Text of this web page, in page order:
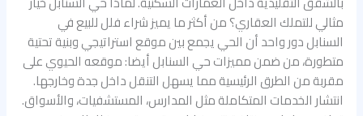
مثالي للتملك العقاري؟ من أكثر ما يميز شراء فلل للبيع في
السنابل دور واحد أن الحي يجمع بين موقع استراتيجي وبنية تحتية
متطورة، من ضمن مميزات حي السنابل أيضا: موقعه الحيوي على
مقربة من الطرق الرئيسية مما يسهل التنقل داخل جدة وخارجها.
انتشار الخدمات المتكاملة مثل المدارس، المستشفيات، والأسواق.